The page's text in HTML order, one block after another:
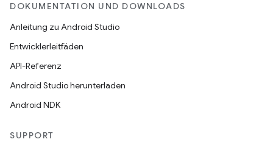
DOKUMENTATION UND DOWNLOADS
Anleitung zu Android Studio
Entwicklerleitfäden
API-Referenz
Android Studio herunterladen
Android NDK
SUPPORT